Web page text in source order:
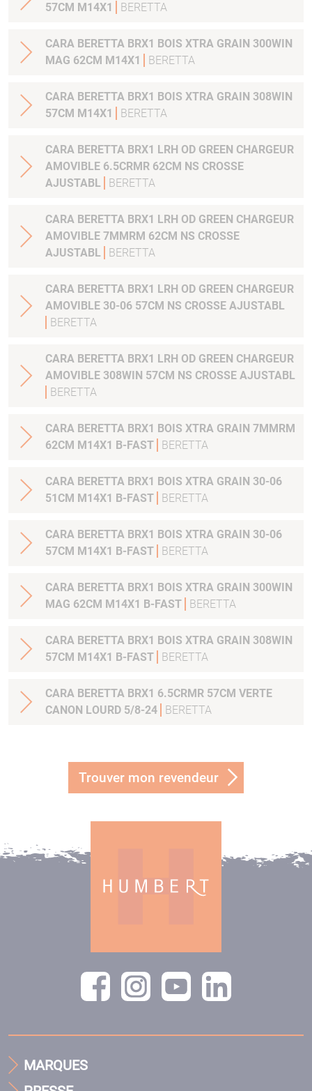
57CM M14X1
BERETTA
CARA BERETTA BRX1 BOIS XTRA GRAIN 300WIN
MAG 62CM M14X1
BERETTA
CARA BERETTA BRX1 BOIS XTRA GRAIN 308WIN
57CM M14X1
BERETTA
CARA BERETTA BRX1 LRH OD GREEN CHARGEUR
AMOVIBLE 6.5CRMR 62CM NS CROSSE
AJUSTABL
BERETTA
CARA BERETTA BRX1 LRH OD GREEN CHARGEUR
AMOVIBLE 7MMRM 62CM NS CROSSE
AJUSTABL
BERETTA
CARA BERETTA BRX1 LRH OD GREEN CHARGEUR
AMOVIBLE 30-06 57CM NS CROSSE AJUSTABL
BERETTA
CARA BERETTA BRX1 LRH OD GREEN CHARGEUR
AMOVIBLE 308WIN 57CM NS CROSSE AJUSTABL
BERETTA
CARA BERETTA BRX1 BOIS XTRA GRAIN 7MMRM
62CM M14X1 B-FAST
BERETTA
CARA BERETTA BRX1 BOIS XTRA GRAIN 30-06
51CM M14X1 B-FAST
BERETTA
CARA BERETTA BRX1 BOIS XTRA GRAIN 30-06
57CM M14X1 B-FAST
BERETTA
CARA BERETTA BRX1 BOIS XTRA GRAIN 300WIN
MAG 62CM M14X1 B-FAST
BERETTA
CARA BERETTA BRX1 BOIS XTRA GRAIN 308WIN
57CM M14X1 B-FAST
BERETTA
CARA BERETTA BRX1 6.5CRMR 57CM VERTE
CANON LOURD 5/8-24
BERETTA
Trouver mon revendeur
MARQUES